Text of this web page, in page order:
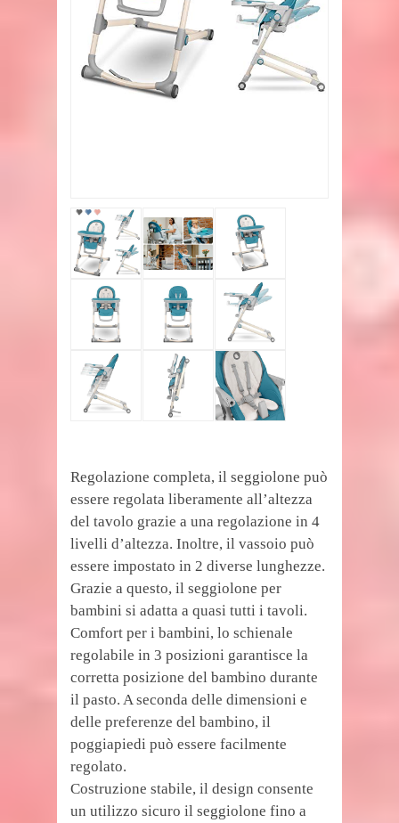
Regolazione completa, il seggiolone può
essere regolata liberamente all’altezza
del tavolo grazie a una regolazione in 4
livelli d’altezza. Inoltre, il vassoio può
essere impostato in 2 diverse lunghezze.
Grazie a questo, il seggiolone per
bambini si adatta a quasi tutti i tavoli.
Comfort per i bambini, lo schienale
regolabile in 3 posizioni garantisce la
corretta posizione del bambino durante
il pasto. A seconda delle dimensioni e
delle preferenze del bambino, il
poggiapiedi può essere facilmente
regolato.
Costruzione stabile, il design consente
un utilizzo sicuro il seggiolone fino a